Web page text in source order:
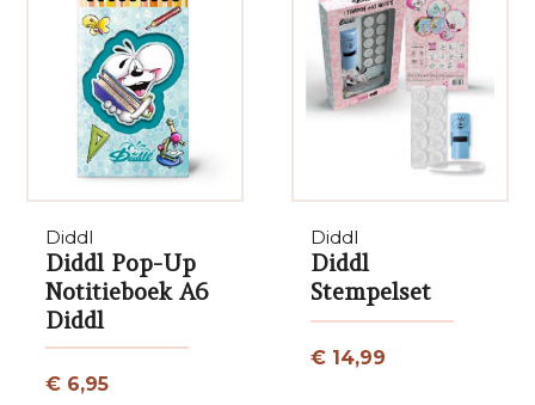
Diddl
Diddl Pop-Up
Notitieboek A6
Diddl
€ 6,95
Diddl
Diddl
Stempelset
€ 14,99